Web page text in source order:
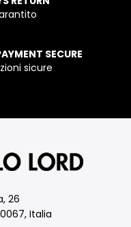
SECURE
sicure
26
Italia